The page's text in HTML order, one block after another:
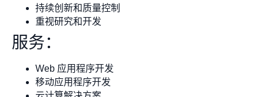
持续创新和质量控制
重视研究和开发
服务：
Web 应用程序开发
移动应用程序开发